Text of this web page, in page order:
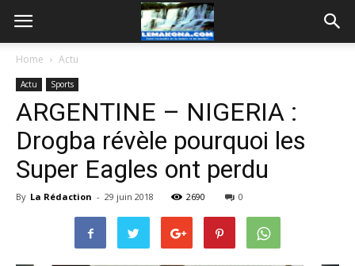
Home Actu
Actu Sports
ARGENTINE – NIGERIA :
Drogba révèle pourquoi les
Super Eagles ont perdu
By La Rédaction - 29 juin 2018 2690 0